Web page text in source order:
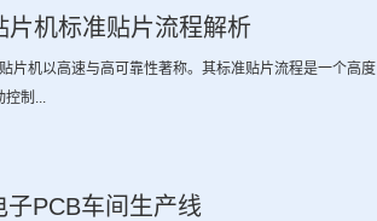
片机标准贴片流程解析
片机以高速与高可靠性著称。其标准贴片流程是一个高度
控制...
PCB车间生产线